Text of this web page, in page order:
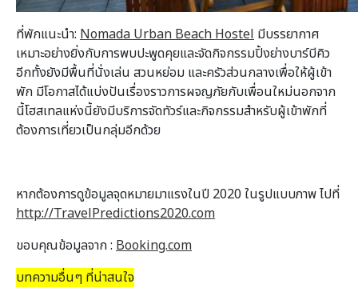
ที่พักแนะนำ: Nomada Urban Beach Hostel มีบรรยากาศ
เหมาะอย่างยิ่งกับการพบปะพูดคุยและจัดกิจกรรมปิ้งย่างบาร์บีคิว
อีกทั้งยังมีพื้นที่นั่งเล่น สวนหย่อม และครัวส่วนกลางเพื่อให้ผู้เข้า
พัก มีโอกาสได้แบ่งปันเรื่องราวการผจญภัยกับเพื่อนใหม่นอกจาก
นี้โฮสเทลแห่งนี้ยังมีบริการจัดทัวร์และกิจกรรมสำหรับผู้เข้าพักที่
ต้องการเที่ยวเป็นกลุ่มอีกด้วย
หากต้องการดูข้อมูลจุดหมายมาแรงในปี 2020 ในรูปแบบภาพ ไปที่
http://TravelPredictions2020.com
ขอบคุณข้อมูลจาก : Booking.com
บทความอื่นๆ ที่น่าสนใจ